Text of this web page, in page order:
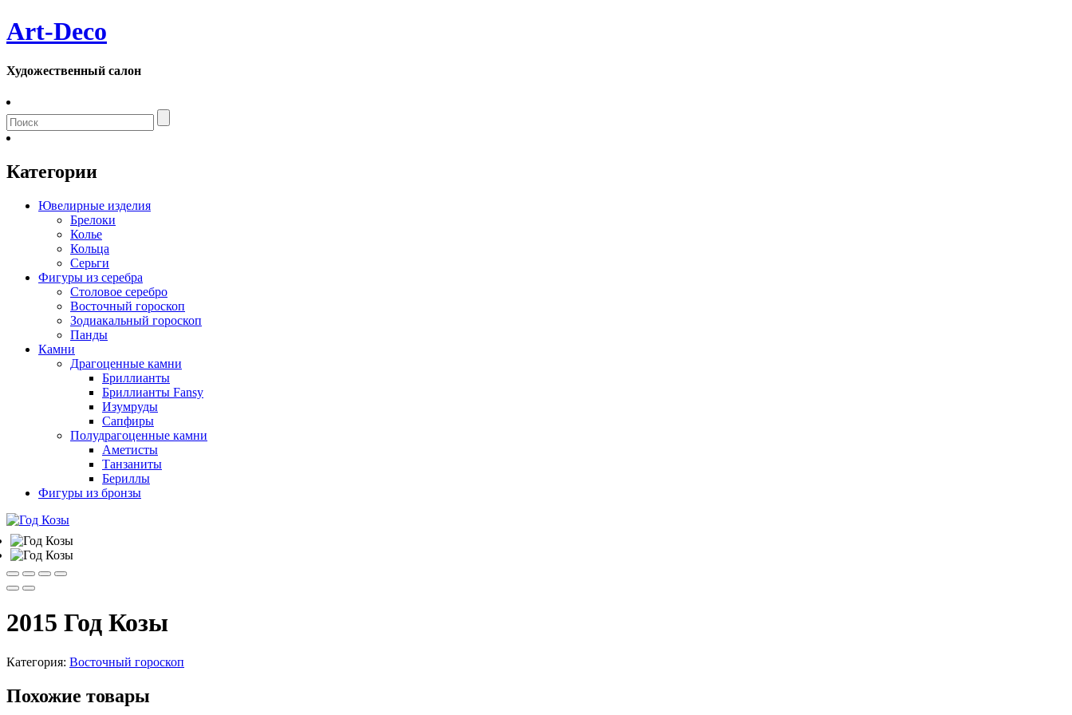
Art-Deco
Художественный салон
Категории
Ювелирные изделия
Брелоки
Колье
Кольца
Серьги
Фигуры из серебра
Столовое серебро
Восточный гороскоп
Зодиакальный гороскоп
Панды
Камни
Драгоценные камни
Бриллианты
Бриллианты Fansy
Изумруды
Сапфиры
Полудрагоценные камни
Аметисты
Танзаниты
Бериллы
Фигуры из бронзы
2015 Год Козы
Категория: Восточный гороскоп
Похожие товары